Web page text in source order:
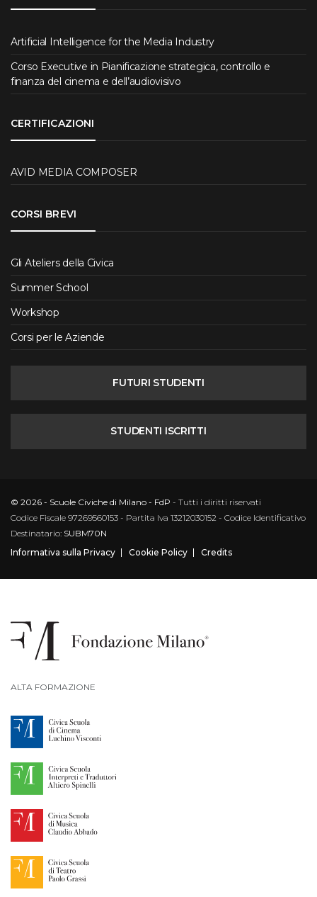
Artificial Intelligence for the Media Industry
Corso Executive in Pianificazione strategica, controllo e
finanza del cinema e dell’audiovisivo
CERTIFICAZIONI
AVID MEDIA COMPOSER
CORSI BREVI
Gli Ateliers della Civica
Summer School
Workshop
Corsi per le Aziende
FUTURI STUDENTI
STUDENTI ISCRITTI
© 2026 - Scuole Civiche di Milano - FdP - Tutti i diritti riservati
Codice Fiscale 97269560153 - Partita Iva 13212030152 - Codice Identificativo
Destinatario: SUBM70N
Informativa sulla Privacy
Cookie Policy Credits
ALTA FORMAZIONE